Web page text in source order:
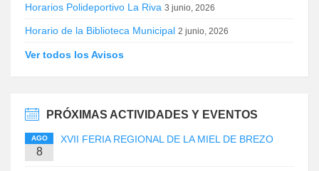
Horarios Polideportivo La Riva 3 junio, 2026
Horario de la Biblioteca Municipal 2 junio, 2026
Ver todos los Avisos
PRÓXIMAS ACTIVIDADES Y EVENTOS
AGO
8
XVII FERIA REGIONAL DE LA MIEL DE BREZO